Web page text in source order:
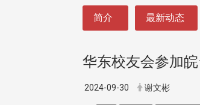
简介 最新动态
华东校友会参加
2024-09-30 谢文彬
大学主任秘书曾守正率队
校友处 深化校友工作交
头版 热
十四载深耕
执行长彭春